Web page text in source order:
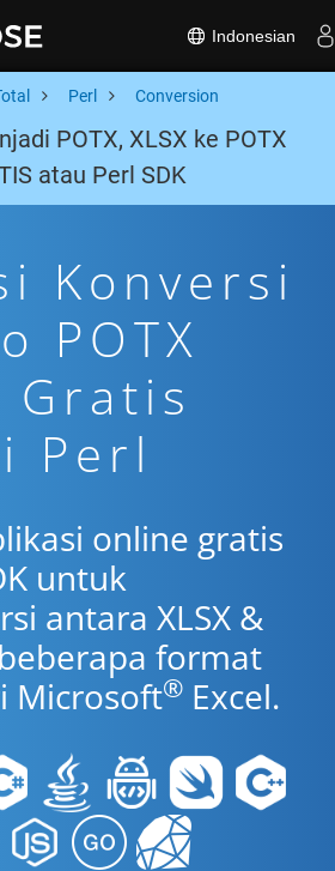
Indonesian
Perl Conversion
POTX, XLSX ke POTX
atau Perl SDK
Konversi
POTX
Gratis
Perl
online gratis
untuk
antara XLSX &
format
Microsoft® Excel.